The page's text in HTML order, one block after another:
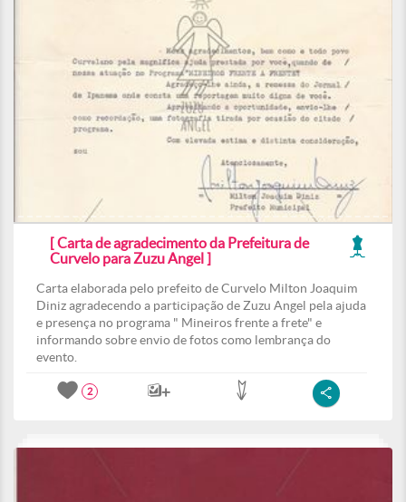
[ Carta de agradecimento da Prefeitura de
Curvelo para Zuzu Angel ]
Carta elaborada pelo prefeito de Curvelo Milton Joaquim
Diniz agradecendo a participação de Zuzu Angel pela ajuda
e presença no programa " Mineiros frente a frete" e
informando sobre envio de fotos como lembrança do
evento.
2